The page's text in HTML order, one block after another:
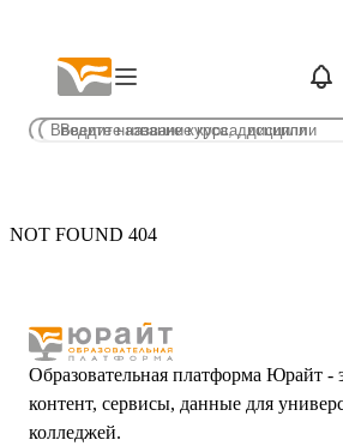
NOT FOUND 404
Образовательная платформа Юрайт -
контент, сервисы, данные для
колледжей.